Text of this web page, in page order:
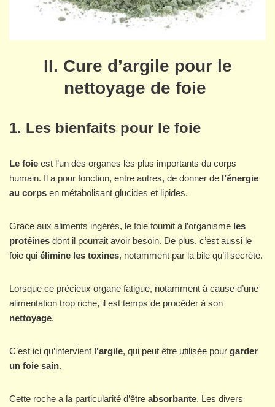
II. Cure d’argile pour le
nettoyage de foie
1. Les bienfaits pour le foie
Le foie est l’un des organes les plus importants du corps
humain. Il a pour fonction, entre autres, de donner de l’énergie
au corps en métabolisant glucides et lipides.
Grâce aux aliments ingérés, le foie fournit à l’organisme les
protéines dont il pourrait avoir besoin. De plus, c’est aussi le
foie qui élimine les toxines, notamment par la bile qu’il secrète.
Lorsque ce précieux organe fatigue, notamment à cause d’une
alimentation trop riche, il est temps de procéder à son
nettoyage.
C’est ici qu’intervient l’argile, qui peut être utilisée pour garder
un foie sain.
Cette roche a la particularité d’être absorbante. Les divers